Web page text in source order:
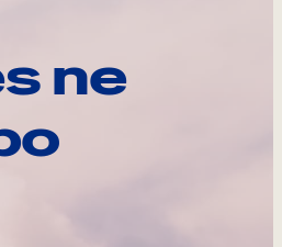
ne